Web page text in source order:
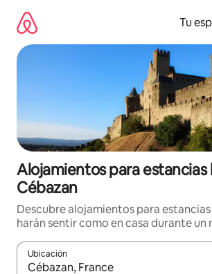
contenido
Tu
Alojamientos para estancias
Cébazan
Descubre alojamientos para
harán sentir como en casa durante un
Ubicación
Cuando los resultados estén